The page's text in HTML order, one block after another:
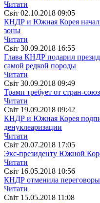
Читати
Свiт 02.10.2018 09:05
КНДР и Южная Корея
зоны
Читати
Свiт 30.09.2018 16:55
Глава КНДР подарил
самой редкой породы
Читати
Свiт 30.09.2018 09:49
Трамп требует от стран-
Читати
Свiт 19.09.2018 09:42
КНДР и Южная Корея
денуклеаризации
Читати
Свiт 20.07.2018 17:05
Экс-президенту Южной
Читати
Свiт 16.05.2018 10:56
КНДР отменила
Читати
Свiт 15.05.2018 11:08